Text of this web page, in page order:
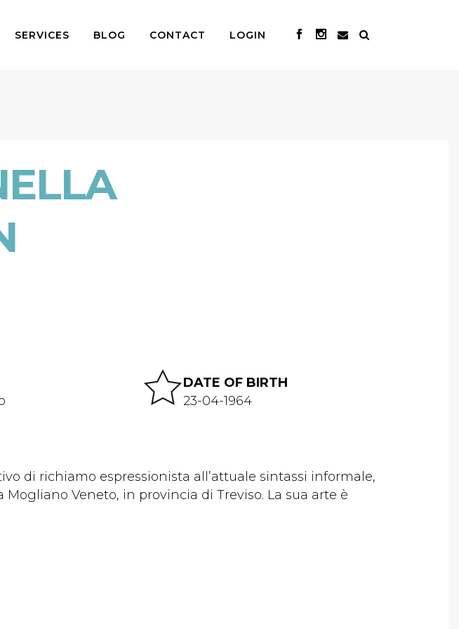
SERVICES BLOG CONTACT LOGIN
DATE OF BIRTH
23-04-1964
di richiamo espressionista all’attuale sintassi informale,
Veneto, in provincia di Treviso. La sua arte è